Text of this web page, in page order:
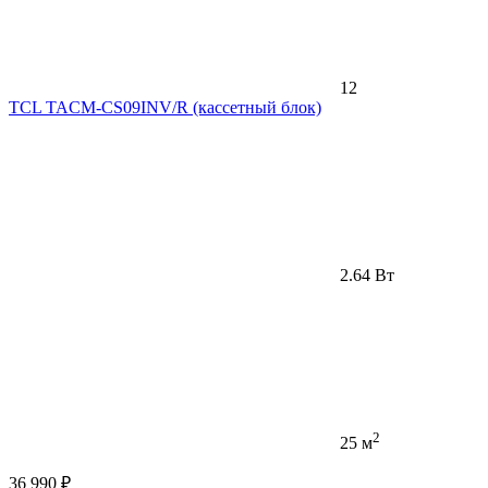
12
TCL TACM-CS09INV/R (кассетный блок)
2.64 Вт
25 м2
36 990 ₽